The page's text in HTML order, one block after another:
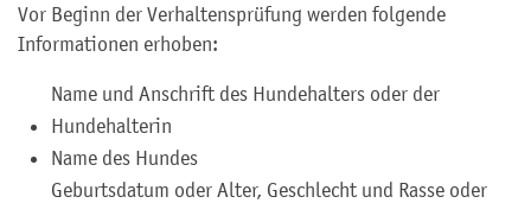
Vor Beginn der Verhaltensprüfung werden folgende
Informationen erhoben:
Name und Anschrift des Hundehalters oder der
Hundehalterin
Name des Hundes
Geburtsdatum oder Alter, Geschlecht und Rasse oder